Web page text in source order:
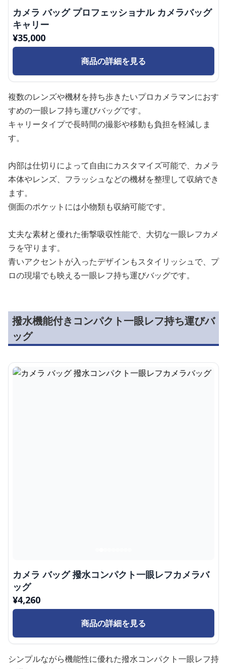
カメラ バッグ プロフェッショナル カメラバッグ
キャリー
¥35,000
商品の詳細を見る
複数のレンズや機材を持ち歩きたいプロカメラマンにおす
すめの一眼レフ持ち運びバッグです。
キャリータイプで長時間の撮影や移動も負担を軽減しま
す。
内部は仕切りによって自由にカスタマイズ可能で、カメラ
本体やレンズ、フラッシュなどの機材を整理して収納でき
ます。
側面のポケットには小物類も収納可能です。
丈夫な素材と優れた衝撃吸収性能で、大切な一眼レフカメ
ラを守ります。
青いアクセントが入ったデザインもスタイリッシュで、プ
ロの現場でも映える一眼レフ持ち運びバッグです。
撥水機能付きコンパクト一眼レフ持ち運びバ
ッグ
カメラ バッグ 撥水コンパクト一眼レフカメラバ
ッグ
¥4,260
商品の詳細を見る
シンプルながら機能性に優れた撥水コンパクト一眼レフ持